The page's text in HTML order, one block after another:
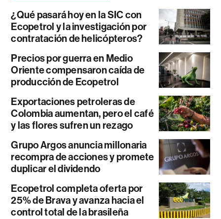
¿Qué pasará hoy en la SIC con
Ecopetrol y la investigación por
contratación de helicópteros?
Precios por guerra en Medio
Oriente compensaron caída de
producción de Ecopetrol
Exportaciones petroleras de
Colombia aumentan, pero el café
y las flores sufren un rezago
Grupo Argos anuncia millonaria
recompra de acciones y promete
duplicar el dividendo
Ecopetrol completa oferta por
25% de Brava y avanza hacia el
control total de la brasileña